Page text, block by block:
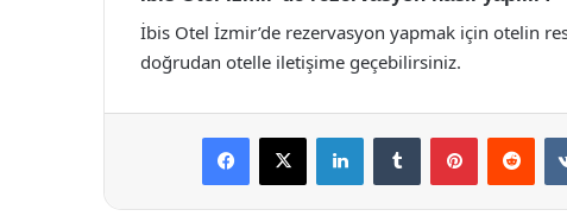
İbis Otel İzmir’de rezervasyon yapmak için otelin
doğrudan otelle iletişime geçebilirsiniz.
Facebook
X LinkedInTumblr Pinterest